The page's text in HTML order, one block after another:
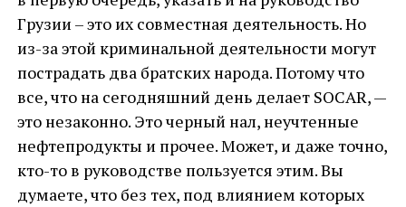
Грузии – это их совместная деятельность. Но
из-за этой криминальной деятельности могут
пострадать два братских народа. Потому что
все, что на сегодняшний день делает SOСAR, —
это незаконно. Это черный нал, неучтенные
нефтепродукты и прочее. Может, и даже точно,
кто-то в руководстве пользуется этим. Вы
думаете, что без тех, под влиянием которых